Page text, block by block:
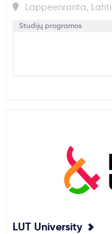
Lappeenranta, Lahti
Studijų programos
LUT University